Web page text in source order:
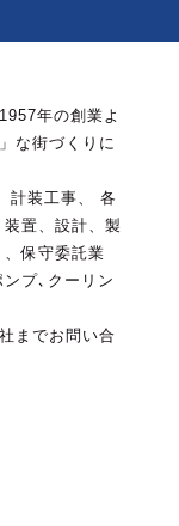
年の創業よ
な街づくりに
計装工事、 各
置、設計、製
保守委託業
プ､クーリン
までお問い合